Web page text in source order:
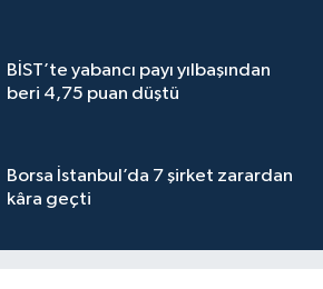
BİST’te yabancı payı yılbaşından
beri 4,75 puan düştü
Borsa İstanbul’da 7 şirket zarardan
kâra geçti